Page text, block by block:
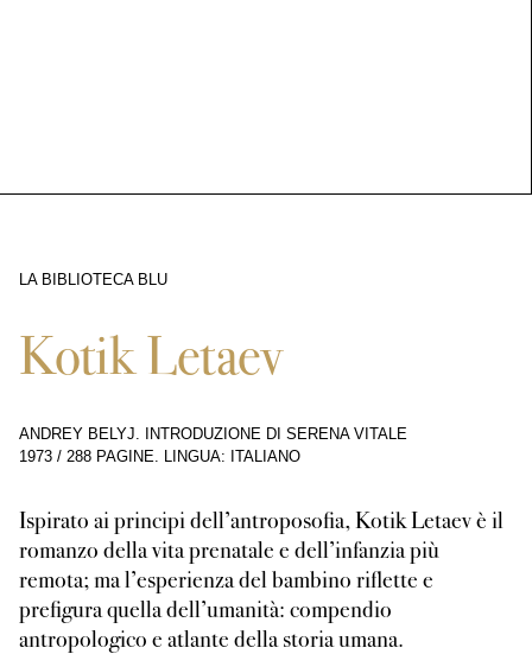
LA BIBLIOTECA BLU
Kotik Letaev
ANDREY BELYJ. INTRODUZIONE DI SERENA VITALE
1973 / 288 PAGINE. LINGUA: ITALIANO
Ispirato ai principi dell’antroposofia, Kotik Letaev è il
romanzo della vita prenatale e dell’infanzia più
remota; ma l’esperienza del bambino riflette e
prefigura quella dell’umanità: compendio
antropologico e atlante della storia umana.